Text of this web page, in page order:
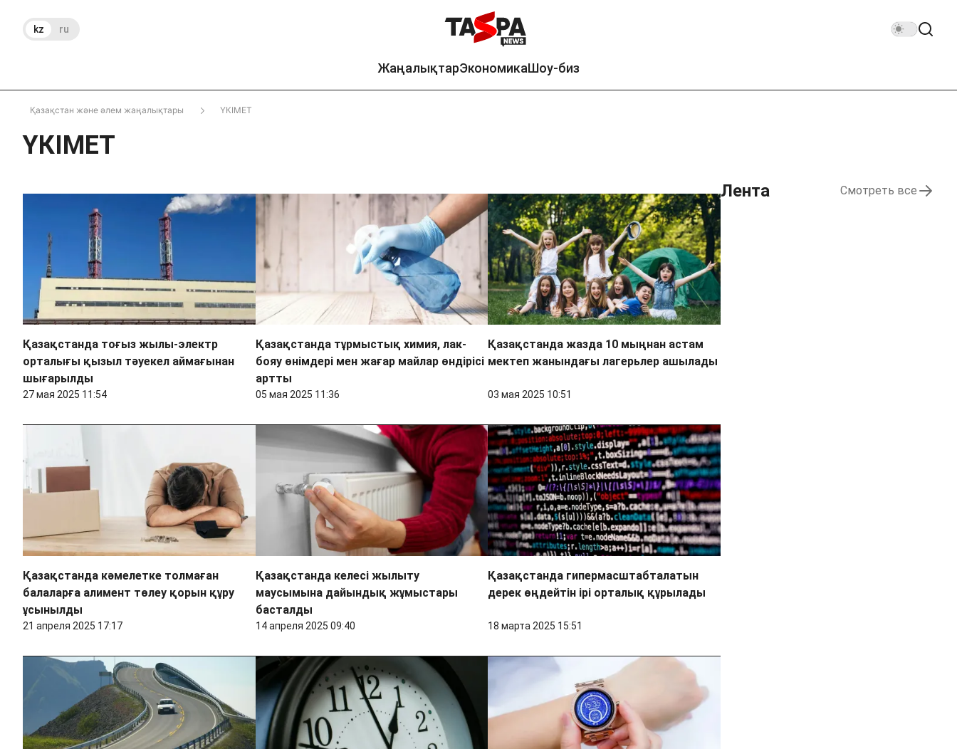
kz ru
ЖаңалықтарЭкономикаШоу-биз
Қазақстан және әлем жаңалықтары ҮКІМЕТ
ҮКІМЕТ
Қазақстанда тоғыз жылы-электр
орталығы қызыл тәуекел аймағынан
шығарылды
27 мая 2025 11:54
Қазақстанда тұрмыстық химия, лак-
бояу өнімдері мен жағар майлар өндірісі
артты
05 мая 2025 11:36
Қазақстанда жазда 10 мыңнан астам
мектеп жанындағы лагерьлер ашылады
03 мая 2025 10:51
Қазақстанда кәмелетке толмаған
балаларға алимент төлеу қорын құру
ұсынылды
21 апреля 2025 17:17
Қазақстанда келесі жылыту
маусымына дайындық жұмыстары
басталды
14 апреля 2025 09:40
Қазақстанда гипермасштабталатын
дерек өңдейтін ірі орталық құрылады
18 марта 2025 15:51
Лента Смотреть все